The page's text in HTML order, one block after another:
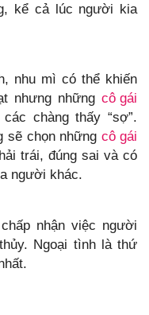
kể cả lúc người kia
nhu mì có thể khiến
nhưng những cô gái
chàng thấy “sợ”.
sẽ chọn những cô gái
trái, đúng sai và có
người khác.
nhận việc người
Ngoại tình là thứ